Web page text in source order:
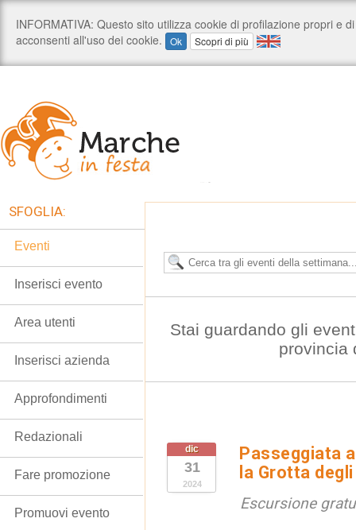
Stai guardando gli
provincia
dic
31
2024
Passeggiata
la Grotta
Escursione
SFOGLIA:
Eventi
Inserisci evento
Area utenti
Inserisci azienda
Approfondimenti
Redazionali
Fare promozione
Promuovi evento